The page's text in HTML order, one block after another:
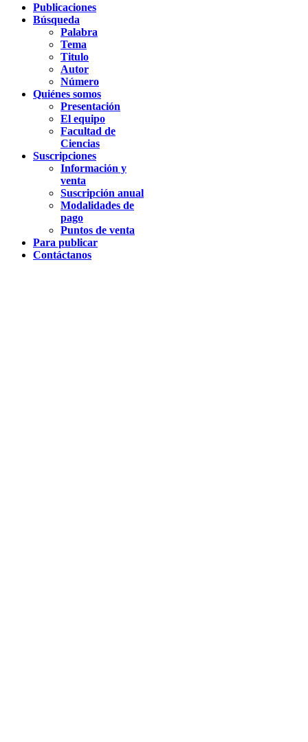
Publicaciones
Búsqueda
Palabra
Tema
Titulo
Autor
Número
Quiénes somos
Presentación
El equipo
Facultad de
Ciencias
Suscripciones
Información y
venta
Suscripción anual
Modalidades de
pago
Puntos de venta
Para publicar
Contáctanos